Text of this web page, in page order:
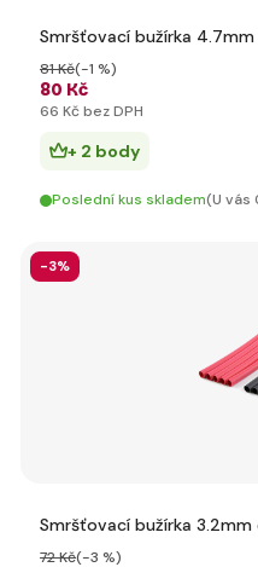
Smršťovací bužírka 4.7mm
80 Kč
81 Kč(-1 %)
66 Kč bez DPH
+ 2 body
Poslední kus skladem(U vás
-3%
Smršťovací bužírka 3.2mm
72 Kč(-3 %)